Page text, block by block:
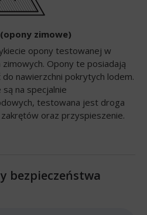
zimowe)
opony testowanej w
Opony te posiadają
nawierzchni pokrytych lodem.
na specjalnie
testowana jest droga
oraz przyspieszenie.
bezpieczeństwa